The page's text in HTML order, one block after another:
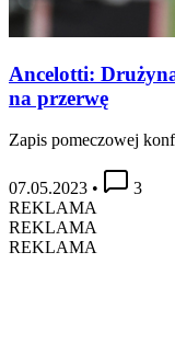
Ancelotti:
na przerwę
Zapis pomeczowej
07.05.2023 •
3
REKLAMA
REKLAMA
REKLAMA